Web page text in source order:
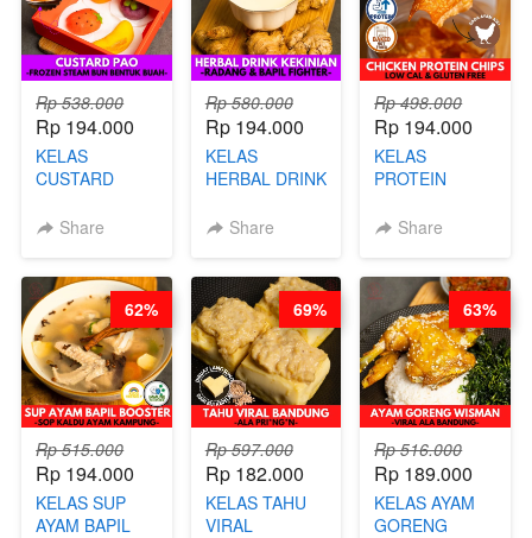
Rp 538.000
Rp 194.000
KELAS
CUSTARD
STEAM BUN
CHEF DITA
Share
Rp 580.000
Rp 194.000
KELAS
HERBAL DRINK
RADANG &
BARISTA
ARISUDANA
Share
Rp 498.000
Rp 194.000
KELAS
PROTEIN
CHIPS -
RENDAH
KALORI
GLUTEN FREE
BY CHEF DITA
Share
Rp 515.000
Rp 194.000
KELAS SUP
AYAM BAPIL
62%
Rp 597.000
Rp 182.000
KELAS TAHU
VIRAL
69%
Rp 516.000
Rp 189.000
KELAS AYAM
GORENG
63%